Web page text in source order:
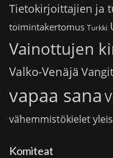
Tietokirjoittajien ja
toimintakertomus Turkki
Vainottujen
Valko-Venäjä
vapaa sana
vähemmistökielet
Komiteat